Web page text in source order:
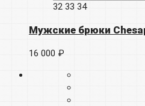
32 33 34
Мужские брюки
16 000 ₽